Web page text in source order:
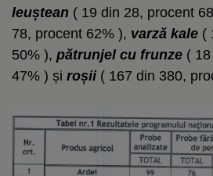
leuștean ( 19 din 28, procent
78, procent 62% ), varză kale (
50% ), pătrunjel cu frunze (
47% ) și roșii( 167 din 380,